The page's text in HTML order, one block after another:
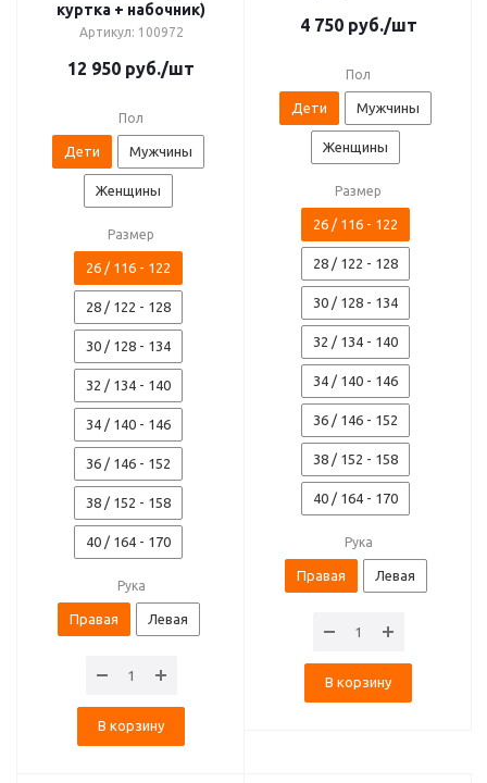
куртка + набочник)
Артикул: 100972
12 950 руб./шт
Пол
Дети Мужчины
Женщины
Размер
26 / 116 - 122
28 / 122 - 128
30 / 128 - 134
32 / 134 - 140
34 / 140 - 146
36 / 146 - 152
38 / 152 - 158
40 / 164 - 170
Рука
Правая Левая
В корзину
4 750руб./шт
Пол
Дети Мужчины
Женщины
Размер
26 / 116 - 122
28 / 122 - 128
30 / 128 - 134
32 / 134 - 140
34 / 140 - 146
36 / 146 - 152
38 / 152 - 158
40 / 164 - 170
Рука
Правая Левая
В корзину